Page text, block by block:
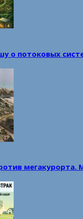
о потоковых
мегакурорта.